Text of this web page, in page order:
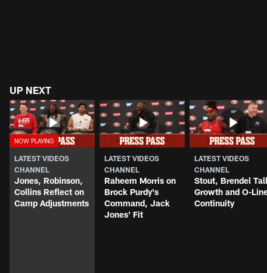
UP NEXT
LATEST VIDEOS
CHANNEL
Jones, Robinson,
Collins Reflect on
Camp Adjustments
LATEST VIDEOS
CHANNEL
Raheem Morris on
Brock Purdy's
Command, Jack
Jones' Fit
LATEST VIDEOS
CHANNEL
Stout, Brendel
Growth and O-
Continuity